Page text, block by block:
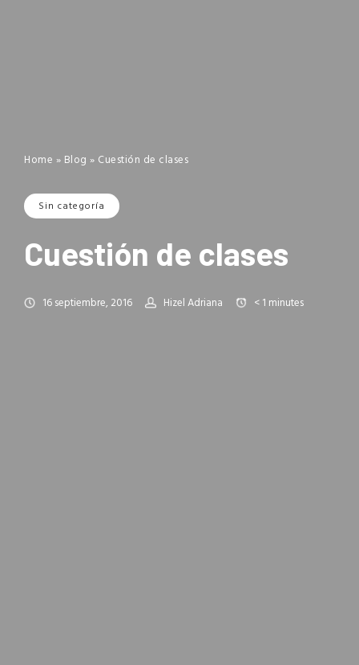
Home » Blog » Cuestión de clases
Sin categoría
Cuestión de clases
16 septiembre, 2016 Hizel Adriana < 1 minutes